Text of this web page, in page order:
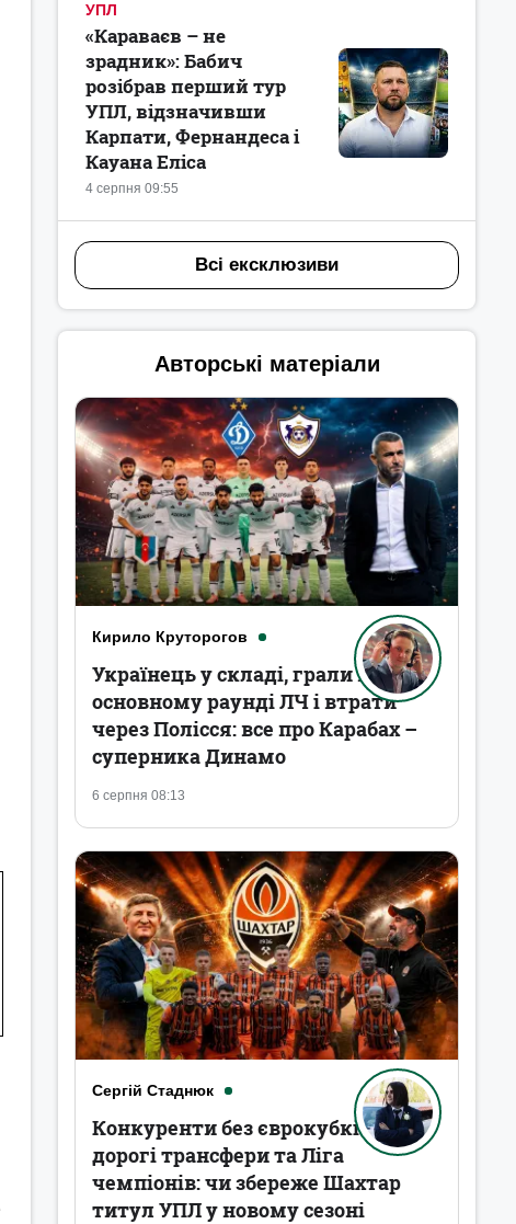
УПЛ
4 серпня 09:55
«Караваєв – не
зрадник»: Бабич
розібрав перший тур
УПЛ, відзначивши
Карпати, Фернандеса і
Кауана Еліса
Всі ексклюзиви
Авторські матеріали
Кирило Круторогов
6 серпня 08:13
Українець у складі, грали в
основному раунді ЛЧ і втрати
через Полісся: все про Карабах –
суперника Динамо
Сергій Стаднюк
Конкуренти без єврокубків,
дорогі трансфери та Ліга
чемпіонів: чи збереже Шахтар
титул УПЛ у новому сезоні